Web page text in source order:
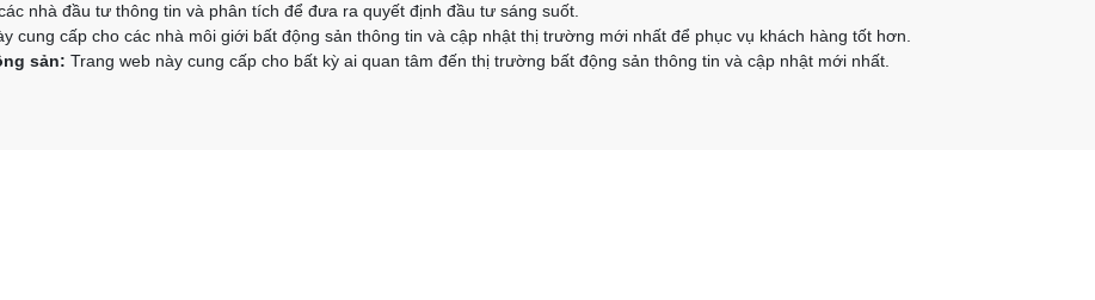
nhà đầu tư thông tin và phân tích để đưa ra quyết định đầu tư sáng suốt.
cung cấp cho các nhà môi giới bất động sản thông tin và cập nhật thị trường mới nhất để phục vụ khách hàng tốt hơn.
sản: Trang web này cung cấp cho bất kỳ ai quan tâm đến thị trường bất động sản thông tin và cập nhật mới nhất.